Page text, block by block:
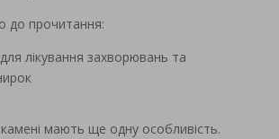
до прочитання:
лікування захворювань та
мають ще одну особливість.